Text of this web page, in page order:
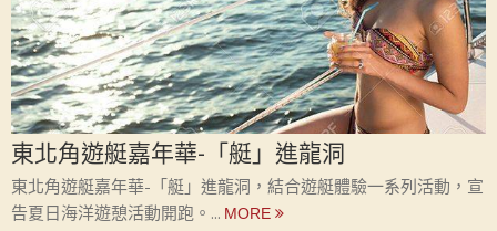
東北角遊艇嘉年華-「艇」進龍洞
東北角遊艇嘉年華-「艇」進龍洞，結合遊艇體驗一系列活動，宣
告夏日海洋遊憩活動開跑。...